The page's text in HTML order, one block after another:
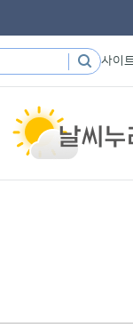
사이